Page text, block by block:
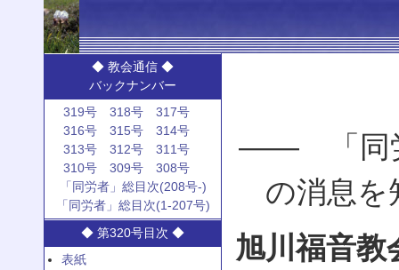
◆ 教会通信 ◆
バックナンバー
319号
318号
317号
316号
315号
314号
313号
312号
311号
310号
309号
308号
「同労者」総目次(208号-)
「同労者」総目次(1-207号)
◆ 第320号目次 ◆
表紙
—— 「同労
の消息
旭川福音教